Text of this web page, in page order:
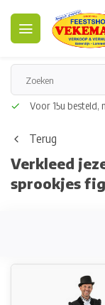
Voor 15u besteld,
Terug
Verkleed
sprookjes